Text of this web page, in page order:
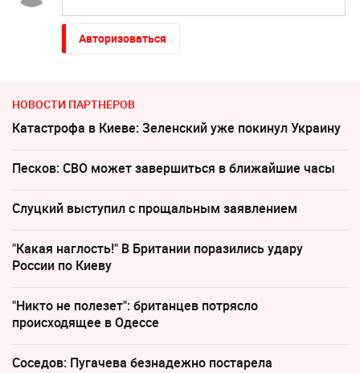
Авторизоваться
НОВОСТИ ПАРТНЕРОВ
Катастрофа в Киеве: Зеленский уже покинул Украину
Песков: СВО может завершиться в ближайшие часы
Слуцкий выступил с прощальным заявлением
"Какая наглость!" В Британии поразились удару
России по Киеву
"Никто не полезет": британцев потрясло
происходящее в Одессе
Соседов: Пугачева безнадежно постарела